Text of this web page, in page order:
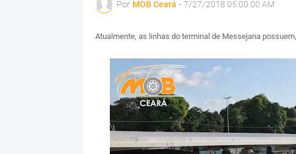
Por MOB Ceará - 7/27/2018 05:00:00 AM
Atualmente, as linhas do terminal de Messejana